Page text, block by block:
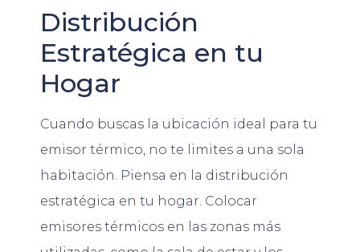
Distribución
Estratégica en tu
Hogar
Cuando buscas la ubicación ideal para tu
emisor térmico, no te limites a una sola
habitación. Piensa en la distribución
estratégica en tu hogar. Colocar
emisores térmicos en las zonas más